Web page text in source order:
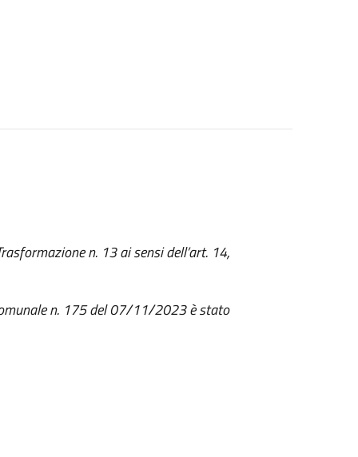
n. 13 ai sensi dell’art. 14,
n. 175 del 07/11/2023 è stato